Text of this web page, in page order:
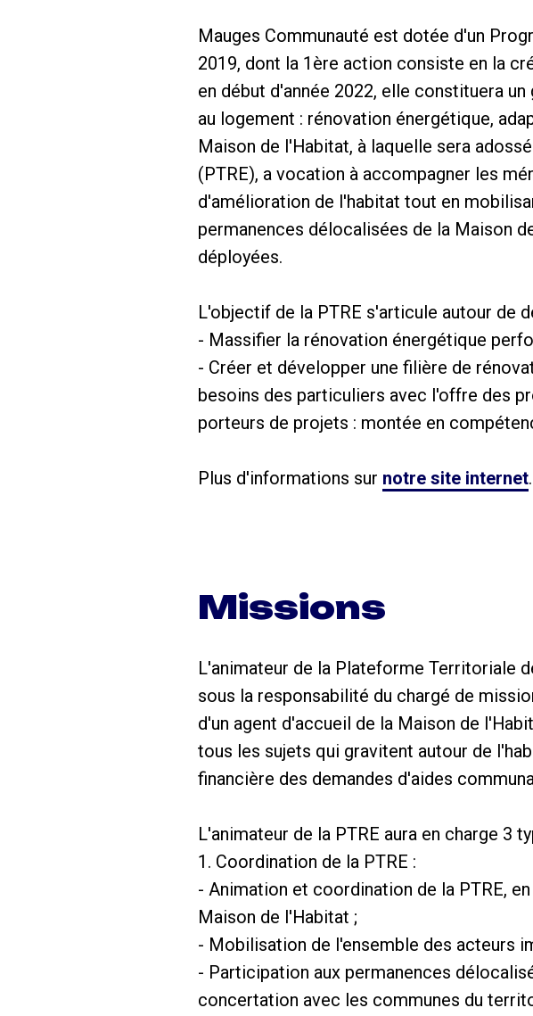
Mauges Communauté est dotée d'un
2019, dont la 1ère action consiste en la
en début d'année 2022, elle constituera
au logement : rénovation énergétique,
Maison de l'Habitat, à laquelle sera
(PTRE), a vocation à accompagner les
d'amélioration de l'habitat tout en
permanences délocalisées de la Maison
déployées.
L'objectif de la PTRE s'articule autour de
- Massifier la rénovation énergétique
- Créer et développer une filière de
besoins des particuliers avec l'offre des
porteurs de projets : montée en
Plus d'informations sur notre site internet.
Missions
L'animateur de la Plateforme Territoriale
sous la responsabilité du chargé de
d'un agent d'accueil de la Maison de
tous les sujets qui gravitent autour de
financière des demandes d'aides
L'animateur de la PTRE aura en charge 3
1. Coordination de la PTRE :
- Animation et coordination de la PTRE,
Maison de l'Habitat ;
- Mobilisation de l'ensemble des acteurs
- Participation aux permanences
concertation avec les communes du